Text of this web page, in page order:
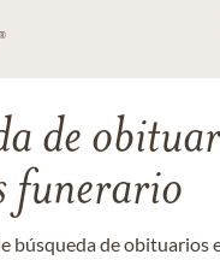
de
funerario
búsqueda de obituarios